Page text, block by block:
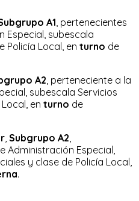
A1 , pertenecientes
Especial, subescala
Policía Local, en turno de
A2 , perteneciente a la
subescala Servicios
en turno de
Subgrupo A2
Administración Especial,
y clase de Policía Local,
.